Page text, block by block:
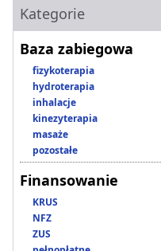
Kategorie
Baza zabiegowa
fizykoterapia
hydroterapia
inhalacje
kinezyterapia
masaże
pozostałe
Finansowanie
KRUS
NFZ
ZUS